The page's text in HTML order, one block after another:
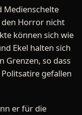
Medienschelte
den Horror nicht
können sich wie
Ekel halten sich
Grenzen, so dass
gefallen
er für die